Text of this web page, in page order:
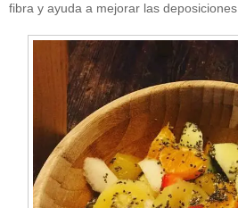
fibra y ayuda a mejorar las deposiciones.